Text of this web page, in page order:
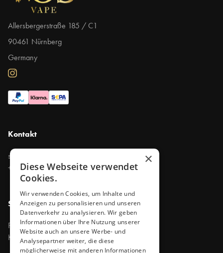
Allersbergerstraße 185 / C1
90461 Nürnberg
Germany
Kontakt
support@purevapes.de
+49 911 47790300
Shop
Produkte
Kontakt
×
Diese Webseite verwendet
Cookies.
Wir verwenden Cookies, um Inhalte und
Anzeigen zu personalisieren und unseren
Datenverkehr zu analysieren. Wir geben
Informationen über Ihre Nutzung unserer
Website auch an unsere Werbe- und
Analysepartner weiter, die diese
möglicherweise mit anderen Informationen